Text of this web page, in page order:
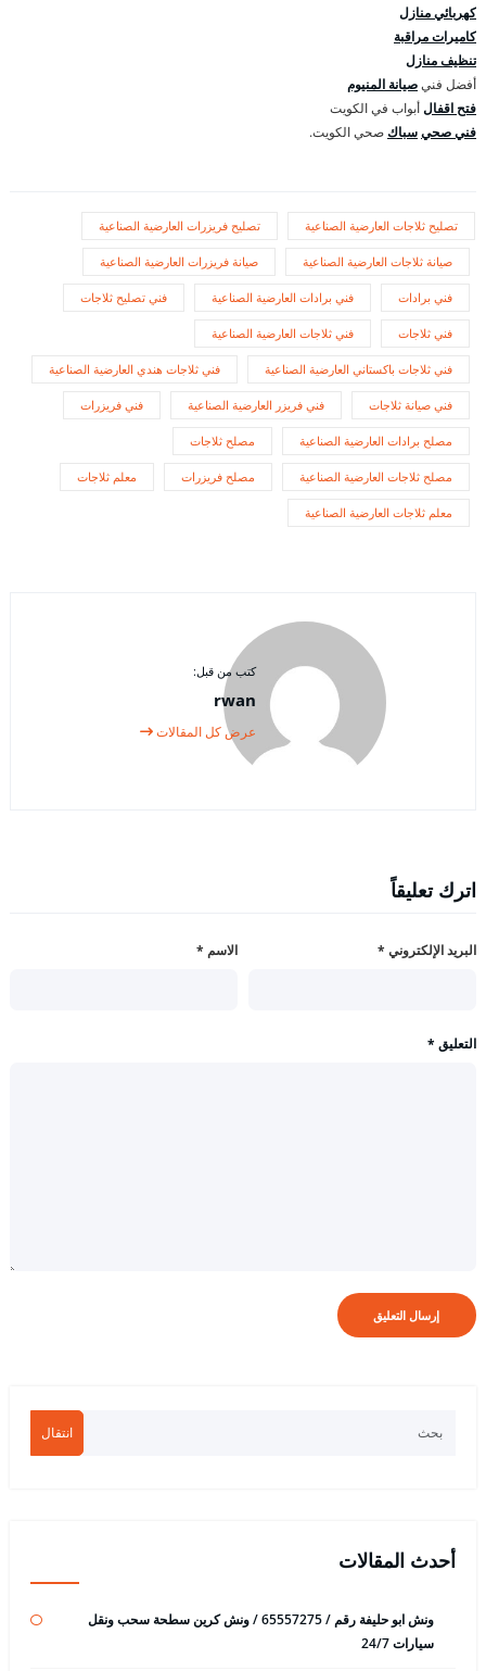
كهربائي منازل
كاميرات مراقبة
تنظيف منازل
أفضل فنيصيانة المنيوم
فتح اقفالأبواب في الكويت
فني صحيسباك صحي الكويت.
تصليح ثلاجات العارضية الصناعية تصليح فريزرات العارضية الصناعية
صيانة ثلاجات العارضية الصناعية صيانة فريزرات العارضية الصناعية
فني برادات فني برادات العارضية الصناعية فني تصليح ثلاجات
فني ثلاجات فني ثلاجات العارضية الصناعية
فني ثلاجات باكستاني العارضية الصناعية فني ثلاجات هندي العارضية الصناعية
فني صيانة ثلاجات فني فريزر العارضية الصناعية فني فريزرات
مصلح برادات العارضية الصناعية مصلح ثلاجات
مصلح ثلاجات العارضية الصناعية مصلح فريزرات معلم ثلاجات
معلم ثلاجات العارضية الصناعية
كتب من قبل:
rwan
عرض كل المقالات
اترك تعليقاً
الاسم * البريد الإلكتروني *
التعليق *
انتقال
أحدث المقالات
ونش ابو حليفة رقم / 65557275 / ونش كرين سطحة سحب ونقل
سيارات 24/7